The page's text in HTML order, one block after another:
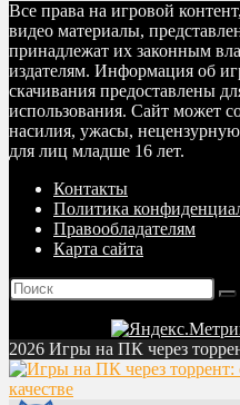
Все права на игровой
видео материалы,
принадлежат их законным
издателям. Информация об
скачивания предоставлены
использования. Сайт может
насилия, ужасы,
для лиц младше 16 лет.
Контакты
Политика
Правообладателям
Карта сайта
2026 Игры на ПК через